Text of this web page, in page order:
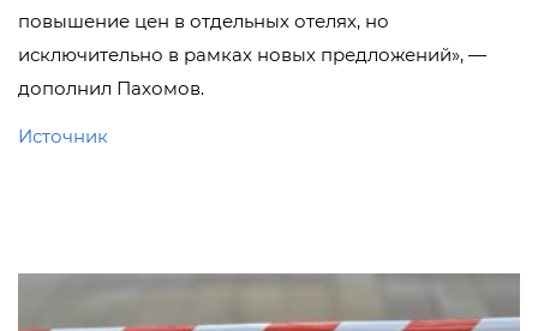
повышение цен в отдельных отелях, но
исключительно в рамках новых предложений», —
дополнил Пахомов.
Источник